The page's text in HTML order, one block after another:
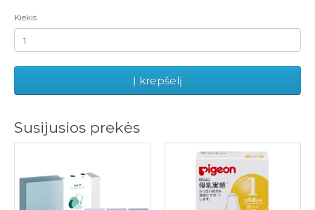
Kiekis
Į krepšelį
Susijusios prekės